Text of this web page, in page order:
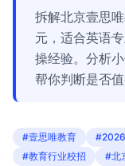
拆解北京壹思
元，适合英语
操经验。分析
帮你判断是否
#壹思唯教育
#教育行业校招
#北